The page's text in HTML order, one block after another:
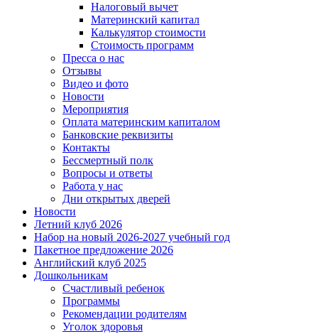
Налоговый вычет
Материнский капитал
Калькулятор стоимости
Стоимость программ
Пресса о нас
Отзывы
Видео и фото
Новости
Мероприятия
Оплата материнским капиталом
Банковские реквизиты
Контакты
Бессмертный полк
Вопросы и ответы
Работа у нас
Дни открытых дверей
Новости
Летний клуб 2026
Набор на новый 2026-2027 учебный год
Пакетное предложение 2026
Английский клуб 2025
Дошкольникам
Счастливый ребенок
Программы
Рекомендации родителям
Уголок здоровья